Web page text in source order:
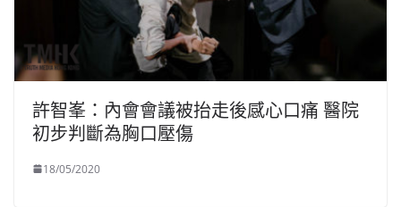
許智峯：內會會議被抬走後感心口痛 醫院
初步判斷為胸口壓傷
18/05/2020